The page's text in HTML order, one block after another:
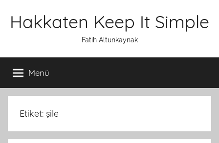
atlaHakkaten Keep It Simple
Fatih Altunkaynak
Menü
Etiket: şile